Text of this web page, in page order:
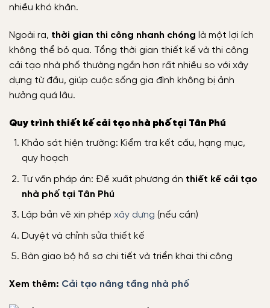
nhiều khó khăn.
Ngoài ra, thời gian thi công nhanh chóng là một lợi ích
không thể bỏ qua. Tổng thời gian thiết kế và thi công
cải tạo nhà phố thường ngắn hơn rất nhiều so với xây
dựng từ đầu, giúp cuộc sống gia đình không bị ảnh
hưởng quá lâu.
Quy trình thiết kế cải tạo nhà phố tại Tân Phú
Khảo sát hiện trường: Kiểm tra kết cấu, hạng mục,
quy hoạch
Tư vấn pháp án: Đề xuất phương án thiết kế cải tạo
nhà phố tại Tân Phú
Lập bản vẽ xin phép xây dựng (nếu cần)
Duyệt và chỉnh sửa thiết kế
Bàn giao bộ hồ sơ chi tiết và triển khai thi công
Xem thêm: Cải tạo nâng tầng nhà phố